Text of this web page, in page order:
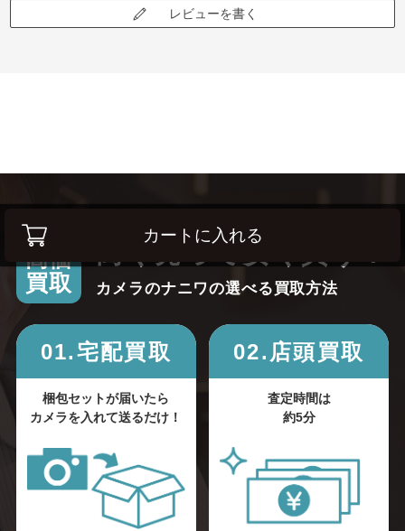
カートに入れる
レビューを書く
高価
買取
高く売って安く買う！
カメラのナニワの選べる買取方法
01.宅配買取
梱包セットが届いたら
カメラを入れて送るだけ！
02.店頭買取
査定時間は
約5分